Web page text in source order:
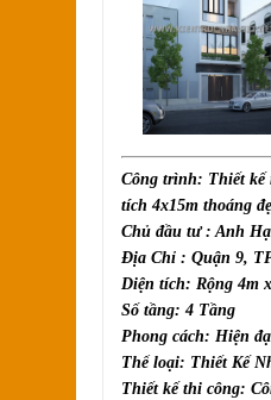
Công trình: Thiết kế
tích 4x15m thoáng
Chủ đầu tư : Anh
Địa Chỉ : Quận 9,
Diện tích: Rộng 4m
Số tầng: 4 Tầng
Phong cách: Hiện
Thể loại: Thiết Kế
Thiết kế thi công: